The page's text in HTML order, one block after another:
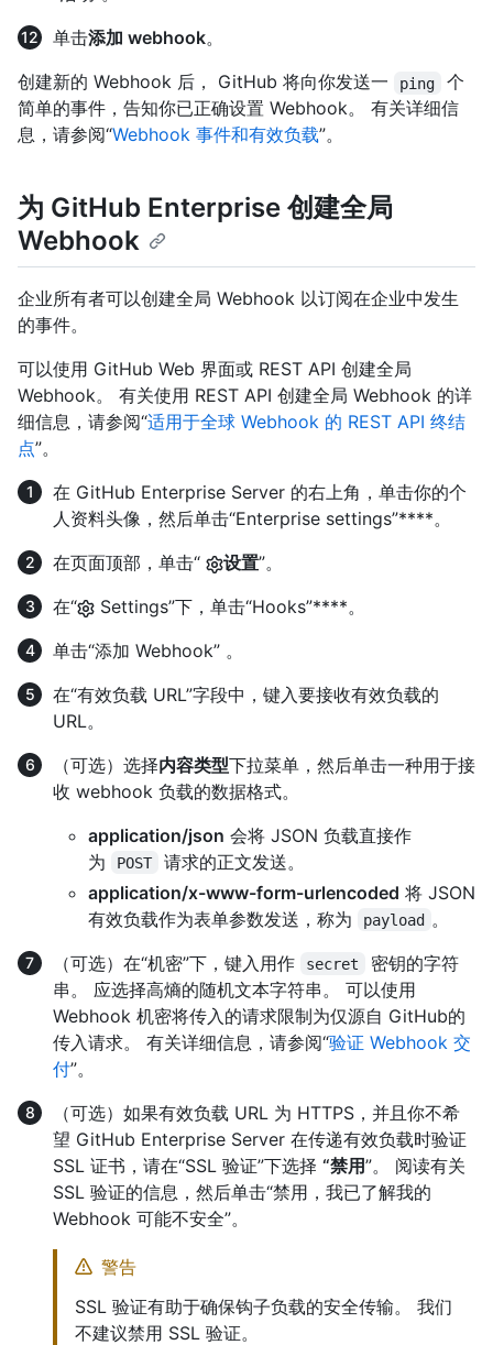
单击添加 webhook。
创建新的 Webhook 后， GitHub 将向你发送一
ping
个
简单的事件，告知你已正确设置 Webhook。 有关详细信
息，请参阅“Webhook 事件和有效负载”。
为 GitHub Enterprise 创建全局
Webhook
企业所有者可以创建全局 Webhook 以订阅在企业中发生
的事件。
可以使用 GitHub Web 界面或 REST API 创建全局
Webhook。 有关使用 REST API 创建全局 Webhook 的详
细信息，请参阅“适用于全球 Webhook 的 REST API 终结
点”。
在 GitHub Enterprise Server 的右上角，单击你的个
人资料头像，然后单击“Enterprise settings”****。
在页面顶部，单击“
设置”。
在“
Settings”下，单击“Hooks”****。
单击“添加 Webhook” 。
在“有效负载 URL”字段中，键入要接收有效负载的
URL。
（可选）选择内容类型下拉菜单，然后单击一种用于接
收 webhook 负载的数据格式。
application/json 会将 JSON 负载直接作
为
POST
请求的正文发送。
application/x-www-form-urlencoded 将 JSON
有效负载作为表单参数发送，称为
payload
。
（可选）在“机密”下，键入用作
secret
密钥的字符
串。 应选择高熵的随机文本字符串。 可以使用
Webhook 机密将传入的请求限制为仅源自 GitHub的
传入请求。 有关详细信息，请参阅“验证 Webhook 交
付”。
（可选）如果有效负载 URL 为 HTTPS，并且你不希
望 GitHub Enterprise Server 在传递有效负载时验证
SSL 证书，请在“SSL 验证”下选择 “禁用”。 阅读有关
SSL 验证的信息，然后单击“禁用，我已了解我的
Webhook 可能不安全”。
警告
SSL 验证有助于确保钩子负载的安全传输。 我们
不建议禁用 SSL 验证。